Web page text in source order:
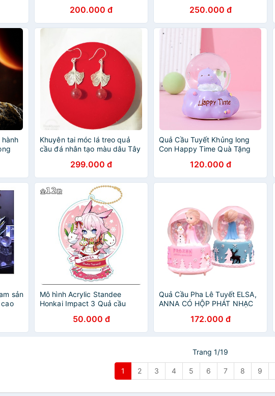
200.000 đ 250.000 đ
Khuyên tai móc lá treo quả
cầu đá nhân tạo màu dâu Tây
299.000 đ
Quả Cầu Tuyết Khủng long
Con Happy Time Quà Tặng
120.000 đ
sản
Mô hình Acrylic Standee
Honkai Impact 3 Quả cầu
X-mas anime50.000 đ
Quả Cầu Pha Lê Tuyết ELSA,
ANNA CÓ HỘP PHÁT NHẠC
172.000 đ
Trang 1/19
1 2 3 4 5 6 7 8 9